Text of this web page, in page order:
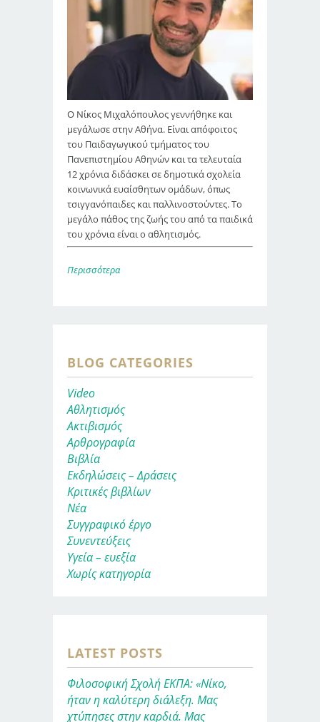
Ο Νίκος Μιχαλόπουλος γεννήθηκε και
μεγάλωσε στην Αθήνα. Είναι απόφοιτος
του Παιδαγωγικού τμήματος του
Πανεπιστημίου Αθηνών και τα τελευταία
12 χρόνια διδάσκει σε δημοτικά σχολεία
κοινωνικά ευαίσθητων ομάδων, όπως
τσιγγανόπαιδες και παλλινοστούντες. Το
μεγάλο πάθος της ζωής του από τα παιδικά
του χρόνια είναι ο αθλητισμός.
Περισσότερα
BLOG CATEGORIES
Video
Αθλητισμός
Ακτιβισμός
Αρθρογραφία
Βιβλία
Εκδηλώσεις – Δράσεις
Κριτικές βιβλίων
Νέα
Συγγραφικό έργο
Συνεντεύξεις
Υγεία – ευεξία
Χωρίς κατηγορία
LATEST POSTS
Φιλοσοφική Σχολή ΕΚΠΑ: «Νίκο,
ήταν η καλύτερη διάλεξη. Μας
χτύπησες στην καρδιά. Μας